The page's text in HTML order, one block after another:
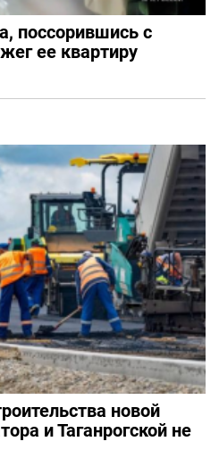
поссорившись с
ее квартиру
новой
и Таганрогской не